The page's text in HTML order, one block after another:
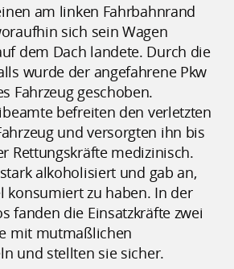
am linken Fahrbahnrand
sich sein Wagen
dem Dach landete. Durch die
wurde der angefahrene Pkw
Fahrzeug geschoben.
befreiten den verletzten
und versorgten ihn bis
Rettungskräfte medizinisch.
alkoholisiert und gab an,
konsumiert zu haben. In der
fanden die Einsatzkräfte zwei
mit mutmaßlichen
und stellten sie sicher.